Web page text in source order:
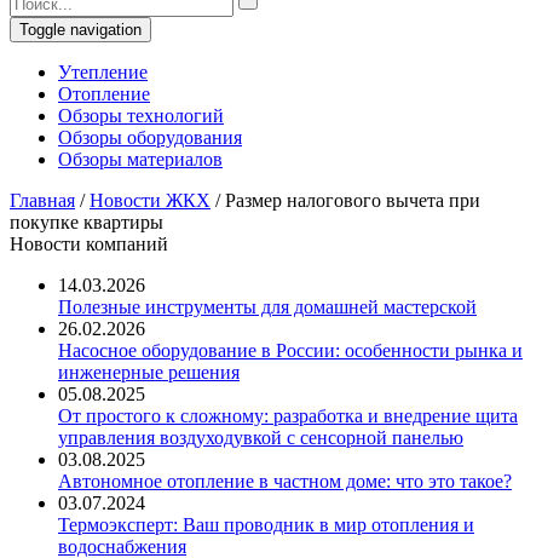
Toggle navigation
Утепление
Отопление
Обзоры технологий
Обзоры оборудования
Обзоры материалов
Главная /Новости ЖКХ /Размер налогового вычета при
покупке квартиры
Новости компаний
14.03.2026
Полезные инструменты для домашней мастерской
26.02.2026
Насосное оборудование в России: особенности рынка и
инженерные решения
05.08.2025
От простого к сложному: разработка и внедрение щита
управления воздуходувкой с сенсорной панелью
03.08.2025
Автономное отопление в частном доме: что это такое?
03.07.2024
Термоэксперт: Ваш проводник в мир отопления и
водоснабжения